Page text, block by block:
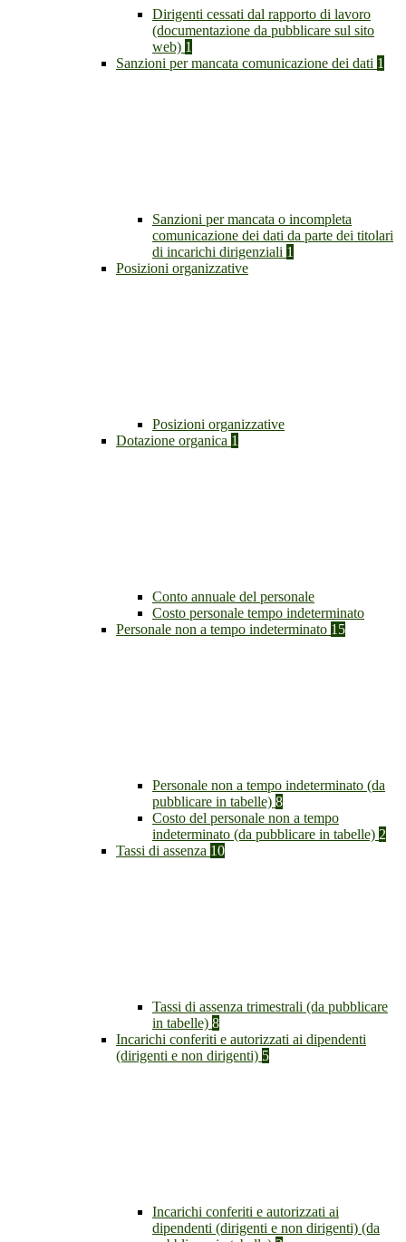
Dirigenti cessati dal rapporto di lavoro
(documentazione da pubblicare sul sito
web) 1
Sanzioni per mancata comunicazione dei dati 1
Sanzioni per mancata o incompleta
comunicazione dei dati da parte dei titolari
di incarichi dirigenziali 1
Posizioni organizzative
Posizioni organizzative
Dotazione organica 1
Conto annuale del personale
Costo personale tempo indeterminato
Personale non a tempo indeterminato 15
Personale non a tempo indeterminato (da
pubblicare in tabelle) 8
Costo del personale non a tempo
indeterminato (da pubblicare in tabelle) 2
Tassi di assenza 10
Tassi di assenza trimestrali (da pubblicare
in tabelle) 8
Incarichi conferiti e autorizzati ai dipendenti
(dirigenti e non dirigenti) 5
Incarichi conferiti e autorizzati ai
dipendenti (dirigenti e non dirigenti) (da